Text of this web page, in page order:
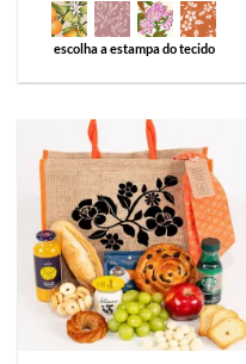
escolha a estampa do tecido